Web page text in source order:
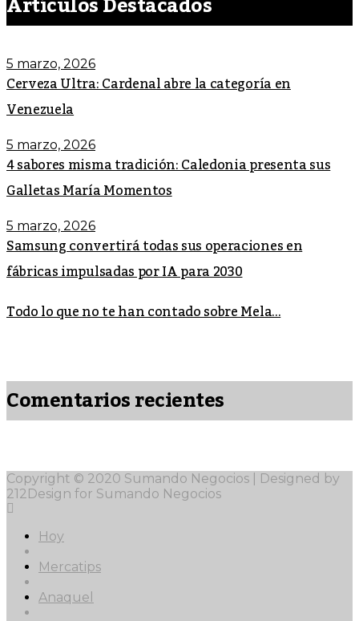
5 marzo, 2026
Cerveza Ultra: Cardenal abre la categoría en
Venezuela
5 marzo, 2026
4 sabores misma tradición: Caledonia presenta sus
Galletas María Momentos
5 marzo, 2026
Samsung convertirá todas sus operaciones en
fábricas impulsadas por IA para 2030
Todo lo que no te han contado sobre Mela...
Comentarios recientes
Copyright © 2020 Sumando Negocios | Designed by
212Design for Sumando Negocios
Hoy
Mercatips
Anaquel